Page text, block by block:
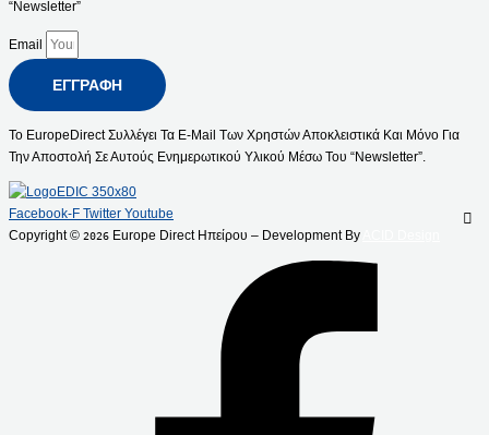
“Newsletter”
Email
ΕΓΓΡΑΦΉ
Το EuropeDirect Συλλέγει Τα E-Mail Των Χρηστών Αποκλειστικά Και Μόνο Για
Την Αποστολή Σε Αυτούς Ενημερωτικού Υλικού Μέσω Του “Newsletter”.
Facebook-F Twitter Youtube
Copyright © 2026 Europe Direct Ηπείρου – Development By